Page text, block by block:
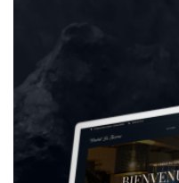
Portfolio
Contact